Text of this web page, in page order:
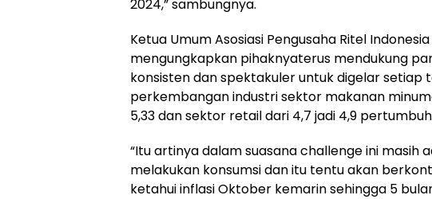
2024,” sambungnya.
Ketua Umum Asosiasi Pengusaha Ritel
mengungkapkan pihaknyaterus mendukung
konsisten dan spektakuler untuk digelar setiap
perkembangan industri sektor makanan
5,33 dan sektor retail dari 4,7 jadi 4,9
“Itu artinya dalam suasana challenge ini masih
melakukan konsumsi dan itu tentu akan
ketahui inflasi Oktober kemarin sehingga 5